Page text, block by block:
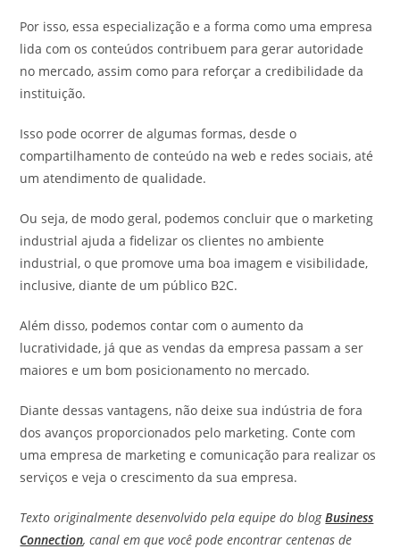
Por isso, essa especialização e a forma como uma empresa
lida com os conteúdos contribuem para gerar autoridade
no mercado, assim como para reforçar a credibilidade da
instituição.
Isso pode ocorrer de algumas formas, desde o
compartilhamento de conteúdo na web e redes sociais, até
um atendimento de qualidade.
Ou seja, de modo geral, podemos concluir que o marketing
industrial ajuda a fidelizar os clientes no ambiente
industrial, o que promove uma boa imagem e visibilidade,
inclusive, diante de um público B2C.
Além disso, podemos contar com o aumento da
lucratividade, já que as vendas da empresa passam a ser
maiores e um bom posicionamento no mercado.
Diante dessas vantagens, não deixe sua indústria de fora
dos avanços proporcionados pelo marketing. Conte com
uma empresa de marketing e comunicação para realizar os
serviços e veja o crescimento da sua empresa.
Texto originalmente desenvolvido pela equipe do blogBusiness
Connection, canal em que você pode encontrar centenas de